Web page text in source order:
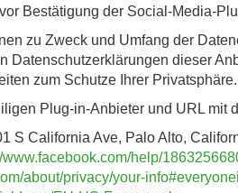
Bestätigung der Social-Media-
zu Zweck und Umfang der
Datenschutzerklärungen dieser
zum Schutze Ihrer Privatsphäre.
Plug-in-Anbieter und URL mit
S California Ave, Palo Alto,
www.facebook.com/help/
about/privacy/your-